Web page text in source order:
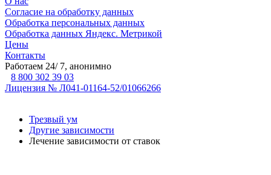
Согласие на обработку данных
Обработка персональных данных
Обработка данных Яндекс. Метрикой
Цены
Контакты
Работаем 24/ 7, анонимно
8 800 302 39 03
Лицензия № Л041-01164-52/01066266
Трезвый ум
Другие зависимости
Лечение зависимости от ставок